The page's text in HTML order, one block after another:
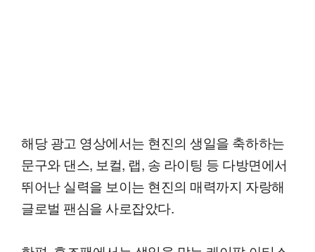
해당 광고 영상에서는 현진의 생일을 축하하는
문구와 댄스, 보컬, 랩, 송 라이팅 등 다방면에서
뛰어난 실력을 보이는 현진의 매력까지 자랑해
글로벌 팬심을 사로잡았다.